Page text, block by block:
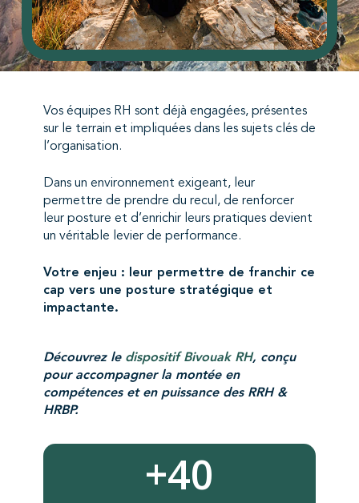
Vos équipes RH sont déjà engagées, présentes
sur le terrain et impliquées dans les sujets clés de
l’organisation.
Dans un environnement exigeant, leur
permettre de prendre du recul, de renforcer
leur posture et d’enrichir leurs pratiques devient
un véritable levier de performance.
Votre enjeu : leur permettre de franchir ce
cap vers une posture stratégique et
impactante.
Découvrez le dispositif Bivouak RH, conçu
pour accompagner la montée en
compétences et en puissance des RRH &
HRBP.
+40